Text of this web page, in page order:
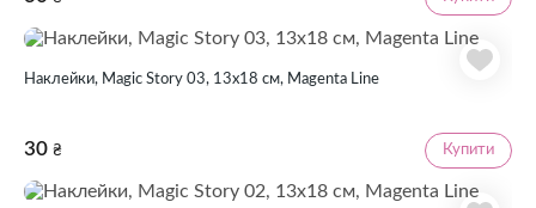
Наклейки, Magic Story 03, 13х18 см, Magenta Line
30 ₴ Купити